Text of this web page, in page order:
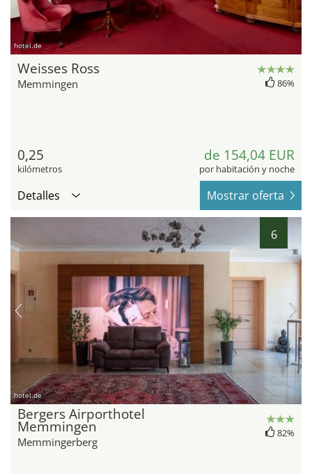
hotel.de
Weisses Ross
Memmingen 86%
0,25
kilómetros
de 154,04 EUR
por habitación y noche
Detalles Mostrar oferta
6
hotel.de
Bergers Airporthotel
Memmingen
Memmingerberg
82%